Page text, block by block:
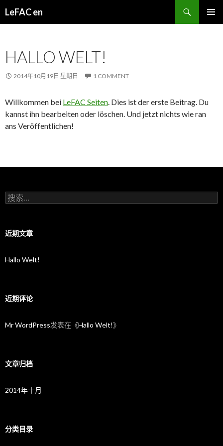
LeFAC en
HALLO WELT!
2014年10月19日 星期日 1 COMMENT
Willkommen bei LeFAC Seiten. Dies ist der erste Beitrag. Du
kannst ihn bearbeiten oder löschen. Und jetzt nichts wie ran
ans Veröffentlichen!
搜索：
近期文章
Hallo Welt!
近期评论
Mr WordPress发表在《Hallo Welt!》
文章归档
2014年十月
分类目录